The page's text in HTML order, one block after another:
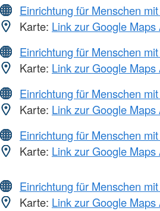
Einrichtung für Menschen
Karte: Link zur Google Maps
Einrichtung für Menschen
Karte: Link zur Google Maps
Einrichtung für Menschen
Karte: Link zur Google Maps
Einrichtung für Menschen
Karte: Link zur Google Maps
Einrichtung für Menschen
Karte: Link zur Google Maps